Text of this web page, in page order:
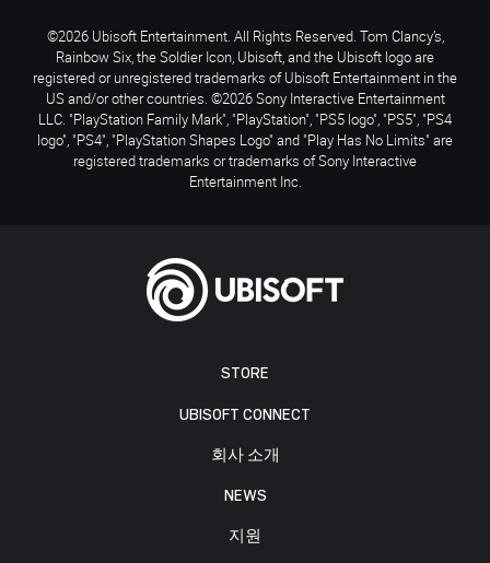
STORE
UBISOFT CONNECT
회사 소개
NEWS
지원
©2026 Ubisoft Entertainment. All Rights Reserved. Tom Clancy’s,
Rainbow Six, the Soldier Icon, Ubisoft, and the Ubisoft logo are
registered or unregistered trademarks of Ubisoft Entertainment in the
US and/or other countries. ©2026 Sony Interactive Entertainment
LLC. "PlayStation Family Mark", "PlayStation", "PS5 logo", "PS5", "PS4
logo", "PS4", "PlayStation Shapes Logo" and "Play Has No Limits" are
registered trademarks or trademarks of Sony Interactive
Entertainment Inc.